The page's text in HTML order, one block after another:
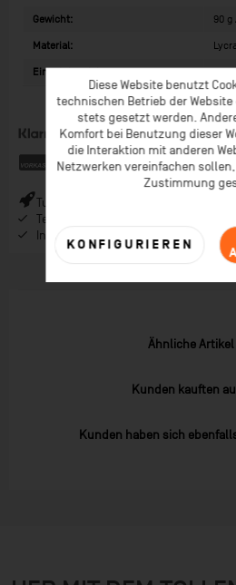
Gewicht: 90 g
Material:
Einsatzbereich:
Turbo-Versand (*) bei Bestellungen
Telefonberatung ab 08:00 Uhr Früh
Inspiration im Coaching-Magazin &
Ähnliche Artikel
Kunden kauften
Kunden haben sich
Diese Website benutzt
technischen Betrieb der
stets gesetzt werden.
Komfort bei Benutzung dieser
die Interaktion mit anderen
Netzwerken vereinfachen
Zustimmung
KONFIGURIEREN